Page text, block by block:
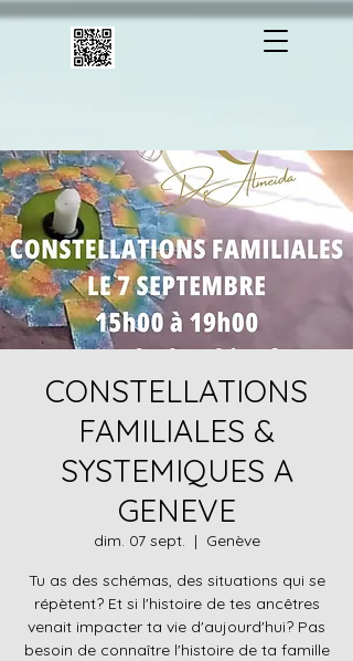
CONSTELLATIONS
FAMILIALES &
SYSTEMIQUES A
GENEVE
dim. 07 sept.
  |
Genève
Tu as des schémas, des situations qui se
répètent? Et si l'histoire de tes ancêtres
venait impacter ta vie d'aujourd'hui? Pas
besoin de connaître l'histoire de ta famille